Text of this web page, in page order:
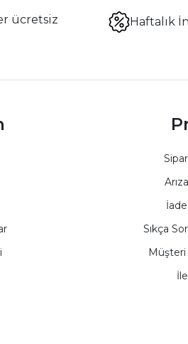
ücretsiz
Haftalık
Sıkça